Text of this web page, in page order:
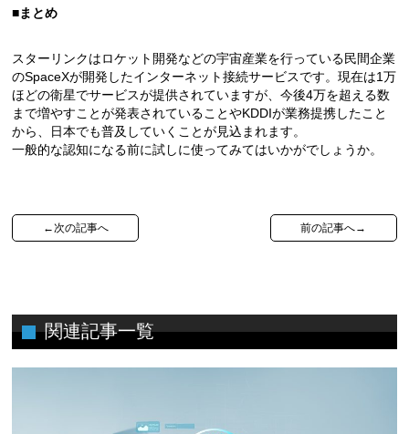
■まとめ
スターリンクはロケット開発などの宇宙産業を行っている民間企業
のSpaceXが開発したインターネット接続サービスです。現在は1万
ほどの衛星でサービスが提供されていますが、今後4万を超える数
まで増やすことが発表されていることやKDDIが業務提携したこと
から、日本でも普及していくことが見込まれます。
一般的な認知になる前に試しに使ってみてはいかがでしょうか。
前の記事へ→
←次の記事へ
関連記事一覧